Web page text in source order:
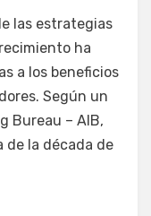
las estrategias
ha
a los beneficios
Según un
Bureau – AIB,
de la década de